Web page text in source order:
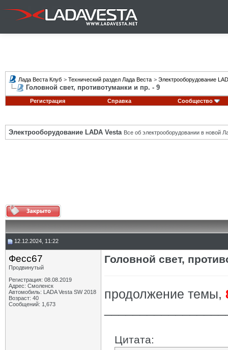
Лада Веста Клуб > Технический раздел Лада Веста > Электрооборудование
Головной свет, противотуманки и пр. - 9
Регистрация Справка Сообщество
Электрооборудование LADA Vesta Все об электрооборудовании в новой
12.12.2024, 11:22
Фесс67
Продвинутый
Регистрация: 08.08.2019
Адрес: Смоленск
Автомобиль: LADA Vesta SW 2018
Возраст: 40
Сообщений: 1,673
Головной свет,
продолжение темы,
Цитата: